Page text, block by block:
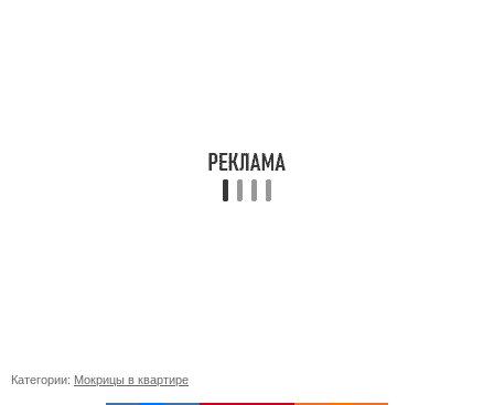
Категории: Мокрицы в квартире